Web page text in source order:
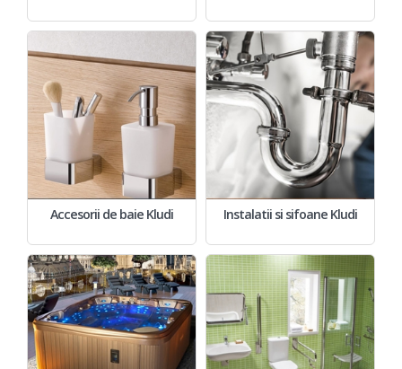
Accesorii de baie Kludi Instalatii si sifoane Kludi